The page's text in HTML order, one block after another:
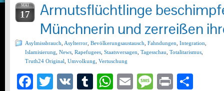
MAI
17
Armutsflüchtlinge
Münchnerin und zerreißen
Asylmissbrauch Asylterror Bevölkerungsaustausch Fahndungen Integration
Islamisierung News Rapefugees Staatsversagen Tagesschau Totalitarismus
Truth24 Original Umvolkung Vertuschung
Facebook
Twitter
VK Tumblr
WhatsApp
EmailMessage
Print